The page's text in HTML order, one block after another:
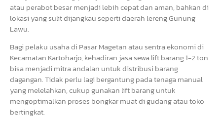
atau perabot besar menjadi lebih cepat dan aman, bahkan di
lokasi yang sulit dijangkau seperti daerah lereng Gunung
Lawu.
Bagi pelaku usaha di Pasar Magetan atau sentra ekonomi di
Kecamatan Kartoharjo, kehadiran jasa sewa lift barang 1-2 ton
bisa menjadi mitra andalan untuk distribusi barang
dagangan. Tidak perlu lagi bergantung pada tenaga manual
yang melelahkan, cukup gunakan lift barang untuk
mengoptimalkan proses bongkar muat di gudang atau toko
bertingkat.